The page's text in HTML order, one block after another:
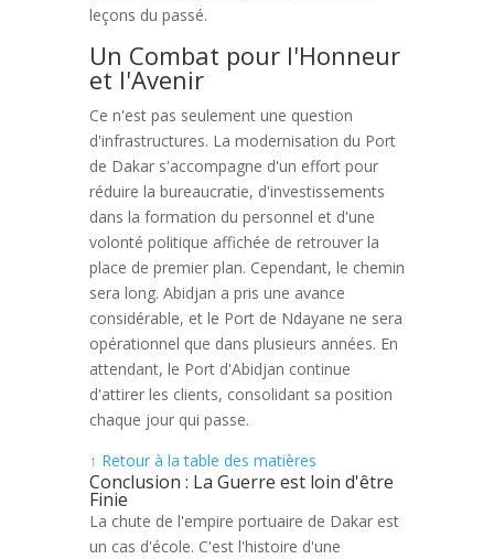
leçons du passé.
Un Combat pour l'Honneur
et l'Avenir
Ce n'est pas seulement une question
d'infrastructures. La modernisation du Port
de Dakar s'accompagne d'un effort pour
réduire la bureaucratie, d'investissements
dans la formation du personnel et d'une
volonté politique affichée de retrouver la
place de premier plan. Cependant, le chemin
sera long. Abidjan a pris une avance
considérable, et le Port de Ndayane ne sera
opérationnel que dans plusieurs années. En
attendant, le Port d'Abidjan continue
d'attirer les clients, consolidant sa position
chaque jour qui passe.
↑ Retour à la table des matières
Conclusion : La Guerre est loin d'être
Finie
La chute de l'empire portuaire de Dakar est
un cas d'école. C'est l'histoire d'une